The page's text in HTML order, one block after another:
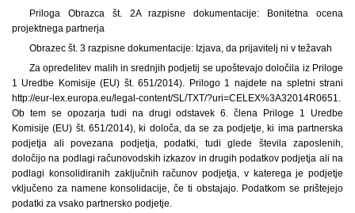
Priloga Obrazca št. 2A razpisne dokumentacije: Bonitetna ocena
projektnega partnerja
Obrazec št. 3 razpisne dokumentacije: Izjava, da prijavitelj ni v težavah
Za opredelitev malih in srednjih podjetij se upoštevajo določila iz Priloge
1 Uredbe Komisije (EU) št. 651/2014). Prilogo 1 najdete na spletni strani
http://eur-lex.europa.eu/legal-content/SL/TXT/?uri=CELEX%3A32014R0651.
Ob tem se opozarja tudi na drugi odstavek 6. člena Priloge 1 Uredbe
Komisije (EU) št. 651/2014), ki določa, da se za podjetje, ki ima partnerska
podjetja ali povezana podjetja, podatki, tudi glede števila zaposlenih,
določijo na podlagi računovodskih izkazov in drugih podatkov podjetja ali na
podlagi konsolidiranih zaključnih računov podjetja, v katerega je podjetje
vključeno za namene konsolidacije, če ti obstajajo. Podatkom se prištejejo
podatki za vsako partnersko podjetje.